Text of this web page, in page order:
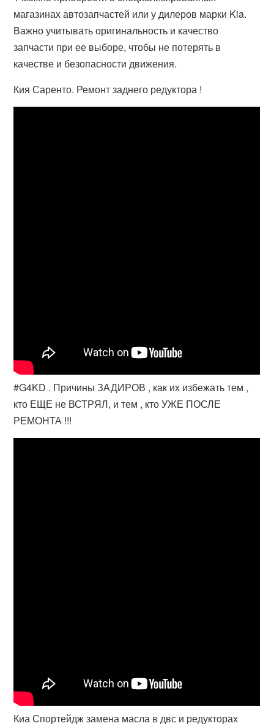
магазинах автозапчастей или у дилеров марки Kia.
Важно учитывать оригинальность и качество
запчасти при ее выборе, чтобы не потерять в
качестве и безопасности движения.
Кия Саренто. Ремонт заднего редуктора !
#G4KD . Причины ЗАДИРОВ , как их избежать тем ,
кто ЕЩЕ не ВСТРЯЛ, и тем , кто УЖЕ ПОСЛЕ
РЕМОНТА !!!
Киа Спортейдж замена масла в двс и редукторах